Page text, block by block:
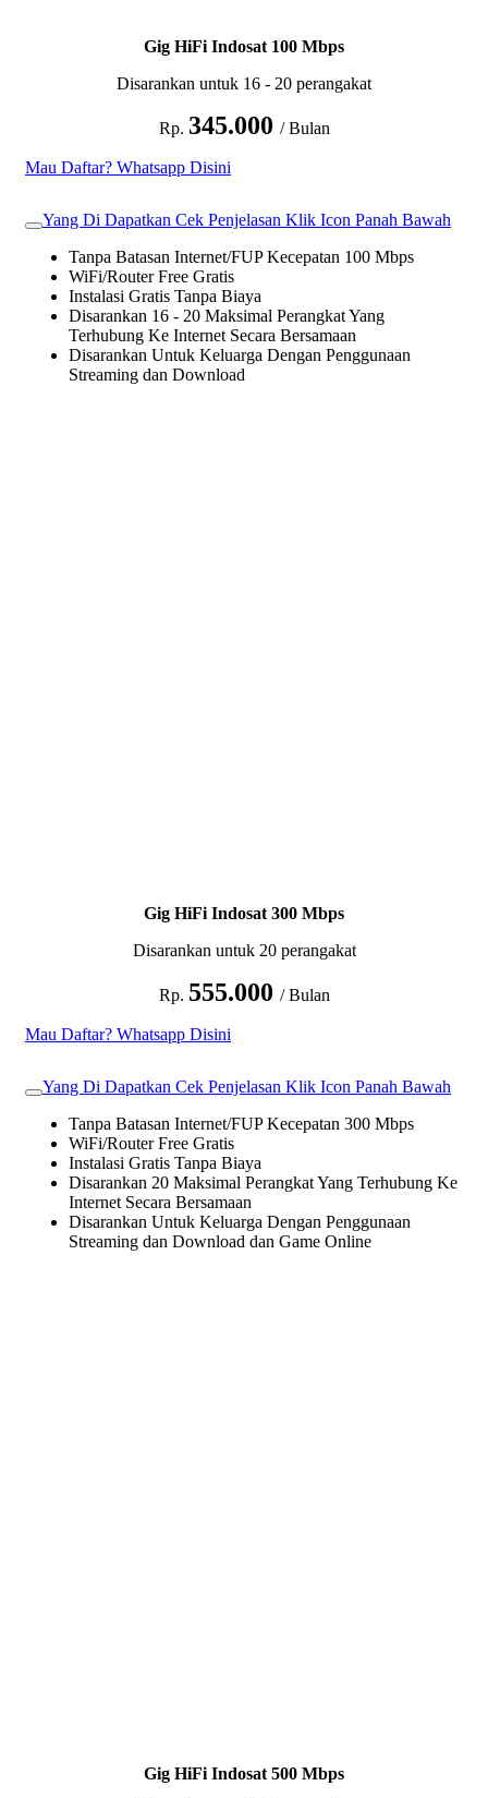
Gig HiFi Indosat 100 Mbps
Disarankan untuk 16 - 20 perangakat
Rp. 345.000 / Bulan
Mau Daftar? Whatsapp Disini
Yang Di Dapatkan Cek Penjelasan Klik Icon Panah Bawah
Tanpa Batasan Internet/FUP Kecepatan 100 Mbps
WiFi/Router Free Gratis
Instalasi Gratis Tanpa Biaya
Disarankan 16 - 20 Maksimal Perangkat Yang
Terhubung Ke Internet Secara Bersamaan
Disarankan Untuk Keluarga Dengan Penggunaan
Streaming dan Download
Gig HiFi Indosat 300 Mbps
Disarankan untuk 20 perangakat
Rp. 555.000 / Bulan
Mau Daftar? Whatsapp Disini
Yang Di Dapatkan Cek Penjelasan Klik Icon Panah Bawah
Tanpa Batasan Internet/FUP Kecepatan 300 Mbps
WiFi/Router Free Gratis
Instalasi Gratis Tanpa Biaya
Disarankan 20 Maksimal Perangkat Yang Terhubung Ke
Internet Secara Bersamaan
Disarankan Untuk Keluarga Dengan Penggunaan
Streaming dan Download dan Game Online
Gig HiFi Indosat 500 Mbps